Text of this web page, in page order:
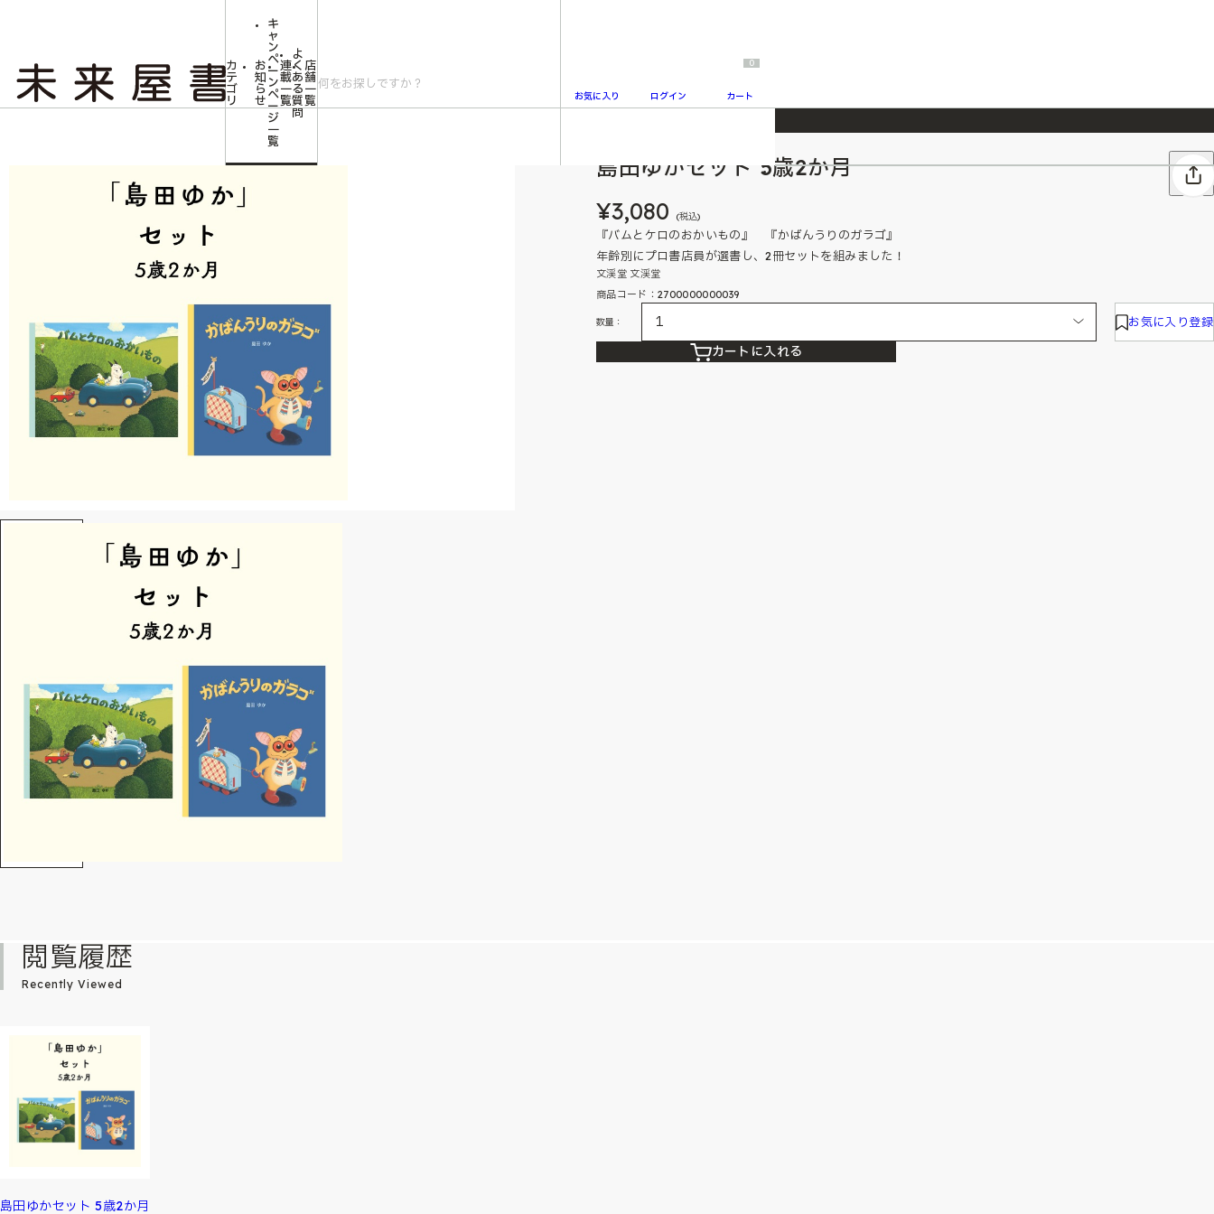
2026/7/23 『ONE PIECE magazine 021 ONE PIECEカード付き同梱版』発売延期のご案内
カ
テ
ゴ
リ
お
知
ら
せ
キ
ャ
ン
ペ
ー
ン
ペ
ー
ジ
一
覧
連
載
一
覧
よ
く
あ
る
質
問
店
舗
一
覧
お気に入り ログイン
0
カート
島田ゆかセット 5歳2か月
島田ゆかセット 5歳2か月
¥3,080 (税込)
『バムとケロのおかいもの』 『かばんうりのガラゴ』
年齢別にプロ書店員が選書し、2冊セットを組みました！
文渓堂 文渓堂
商品コード：2700000000039
数量： お気に入り登録
カートに入れる
閲覧履歴
Recently Viewed
島田ゆかセット 5歳2か月